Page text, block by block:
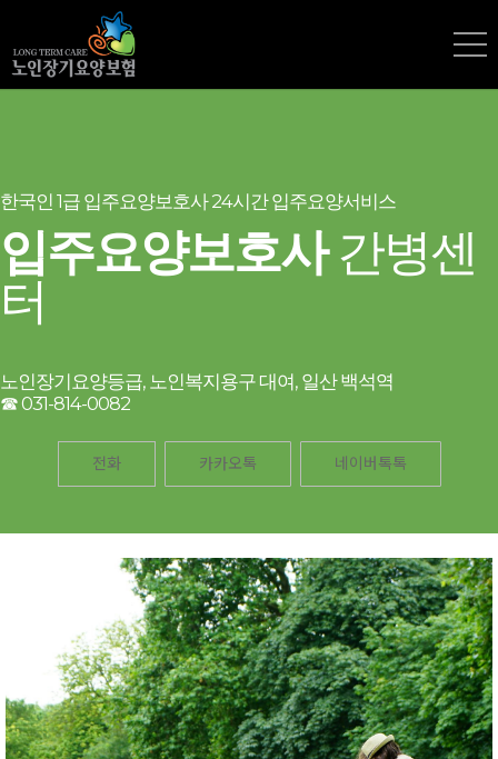
한국인 1급 입주요양보호사 24시간 입주요양서비스
입주요양보호사간병센
터
노인장기요양등급, 노인복지용구 대여, 일산 백석역
☎031-814-0082
전화 카카오톡 네이버톡톡